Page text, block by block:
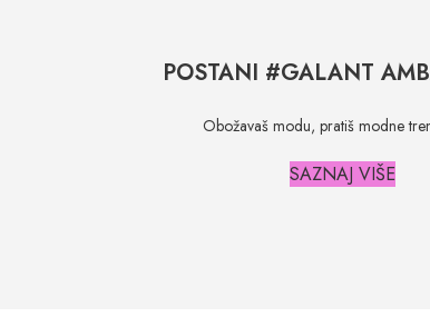
POSTANI #GALANT
Obožavaš modu, pratiš modne
SAZNAJ VIŠE